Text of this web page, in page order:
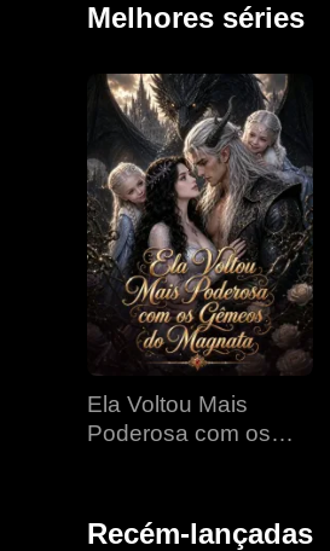
Melhores séries
Ela Voltou Mais
Poderosa com os
Recém-lançadas